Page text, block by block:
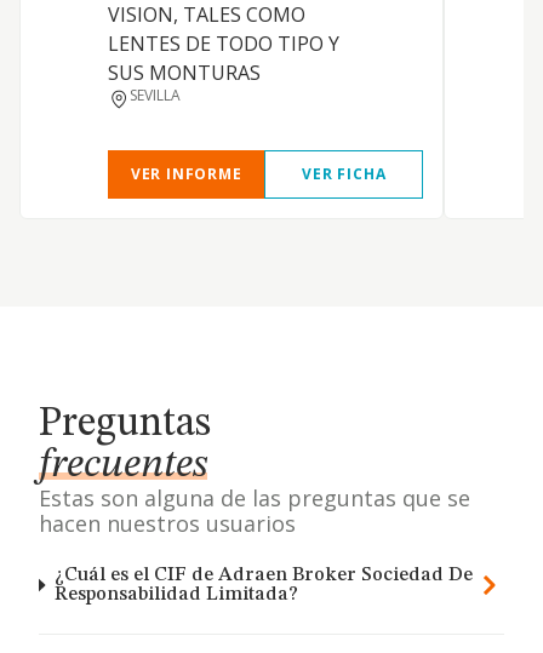
VISION, TALES COMO
LENTES DE TODO TIPO Y
SUS MONTURAS
SEVILLA
VER INFORME VER FICHA
Preguntas
frecuentes
Estas son alguna de las preguntas que se
hacen nuestros usuarios
¿Cuál es el CIF de Adraen Broker Sociedad De
Responsabilidad Limitada?